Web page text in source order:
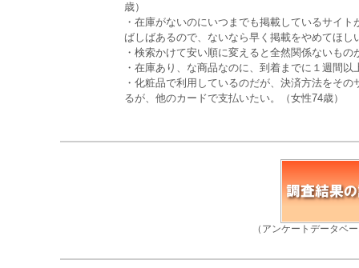
歳）
・在庫がないのにいつまでも掲載しているサイ
ばしばあるので、ないなら早く掲載をやめてほし
・検索かけて安い順に変えると全然関係ないも
・在庫あり、な商品なのに、到着までに１週間
・化粧品で利用しているのだが、決済方法をそ
るが、他のカードで支払いたい。（女性74歳）
（アンケートデータベ